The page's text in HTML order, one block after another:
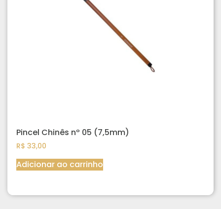
Pincel Chinês nº 05 (7,5mm)
R$ 33,00
Adicionar ao carrinho